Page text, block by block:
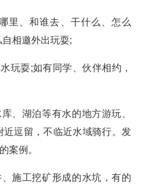
里、和谁去、干什么、怎么
相邀外出玩耍;
玩耍;如有同学、伙伴相约，
、湖泊等有水的地方游玩、
逗留，不临近水域骑行。发
案例。
施工挖矿形成的水坑，有的